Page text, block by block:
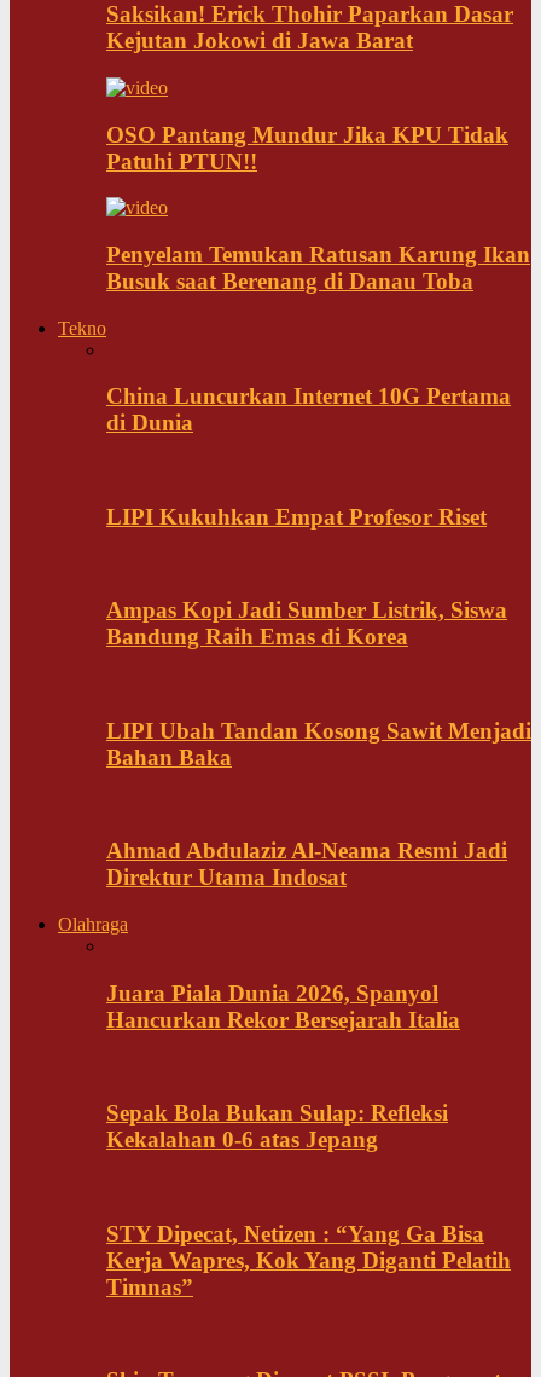
Saksikan! Erick Thohir Paparkan Dasar
Kejutan Jokowi di Jawa Barat
OSO Pantang Mundur Jika KPU Tidak
Patuhi PTUN!!
Penyelam Temukan Ratusan Karung Ikan
Busuk saat Berenang di Danau Toba
Tekno
China Luncurkan Internet 10G Pertama
di Dunia
LIPI Kukuhkan Empat Profesor Riset
Ampas Kopi Jadi Sumber Listrik, Siswa
Bandung Raih Emas di Korea
LIPI Ubah Tandan Kosong Sawit Menjadi
Bahan Baka
Ahmad Abdulaziz Al-Neama Resmi Jadi
Direktur Utama Indosat
Olahraga
Juara Piala Dunia 2026, Spanyol
Hancurkan Rekor Bersejarah Italia
Sepak Bola Bukan Sulap: Refleksi
Kekalahan 0-6 atas Jepang
STY Dipecat, Netizen : “Yang Ga Bisa
Kerja Wapres, Kok Yang Diganti Pelatih
Timnas”